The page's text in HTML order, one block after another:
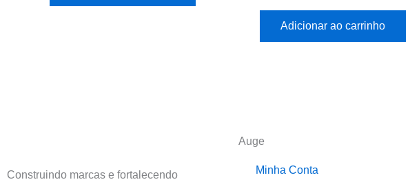
Adicionar ao carrinho
Construindo marcas e fortalecendo
Auge
Minha Conta